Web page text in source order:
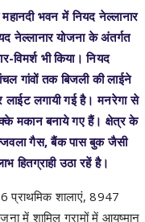
विमर्श भी किया। नियद
गांवों तक बिजली की लाईने
लगायी गई है। मनरेगा से
मकान बनाये गए हैं। क्षेत्र के
गैस, बैंक पास बुक जैसी
हितग्राही उठा रहें है।
प्राथमिक शालाएं, 8947
में शामिल ग्रामों में आयुष्मान
है। 3056 ग्रामों में मोबाईल
में बारह मासी सड़कें